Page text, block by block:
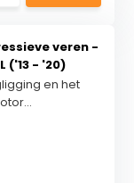
veren -
('13 - '20)
en het